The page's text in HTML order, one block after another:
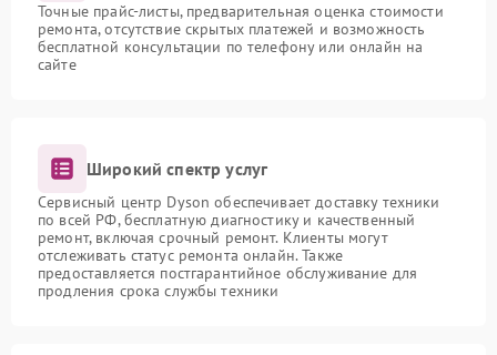
Точные прайс-листы, предварительная оценка стоимости
ремонта, отсутствие скрытых платежей и возможность
бесплатной консультации по телефону или онлайн на
сайте
Широкий спектр услуг
Сервисный центр Dyson обеспечивает доставку техники
по всей РФ, бесплатную диагностику и качественный
ремонт, включая срочный ремонт. Клиенты могут
отслеживать статус ремонта онлайн. Также
предоставляется постгарантийное обслуживание для
продления срока службы техники